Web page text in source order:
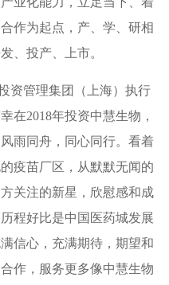
作为起点，产、学、研相
、投产、上市。
资管理集团（上海）执行
在2018年投资中慧生物，
雨同舟，同心同行。看着
疫苗厂区，从默默无闻的
关注的新星，欣慰感和成
程好比是中国医药城发展
信心，充满期待，期望和
作，服务更多像中慧生物